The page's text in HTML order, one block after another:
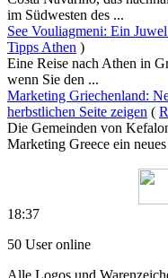
im Südwesten des ...
See Vouliagmeni: Ein
Tipps Athen )
Eine Reise nach Athen in
wenn Sie den ...
Marketing Griechenland:
herbstlichen Seite zeigen (
Die Gemeinden von
Marketing Greece ein
18:37
50 User online
Alle Logos und